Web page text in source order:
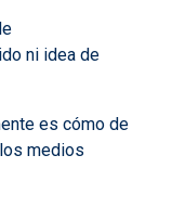
ni idea de
es cómo de
medios